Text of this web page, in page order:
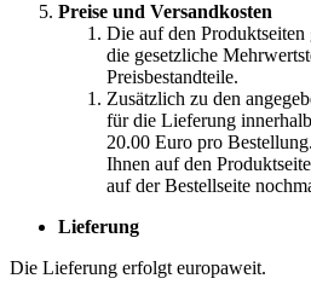
Preise und Versandkosten
Die auf den Produktseiten
die gesetzliche
Preisbestandteile.
Zusätzlich zu den
für die Lieferung
20.00 Euro pro
Ihnen auf den
auf der Bestellseite
Lieferung
Die Lieferung erfolgt europaweit.